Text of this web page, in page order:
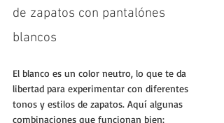
de zapatos con pantalónes
blancos
El blanco es un color neutro, lo que te da
libertad para experimentar con diferentes
tonos y estilos de zapatos. Aquí algunas
combinaciones que funcionan bien: